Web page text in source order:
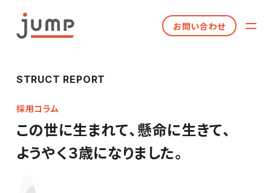
お問い合わせ
STRUCT REPORT
採用コラム
この世に生まれて、懸命に生きて、
ようやく３歳になりました。